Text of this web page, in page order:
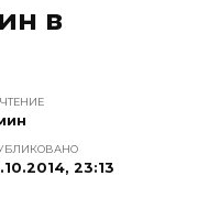
в
23:13